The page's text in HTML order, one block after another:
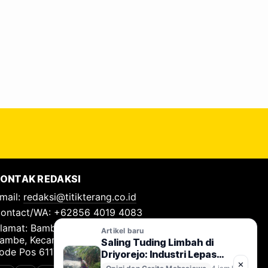
REDAKSI
redaksi@titikterang.co.id
WA: +62856 4019 4083
Bambe Nomor 115, RT 009 RW 009, Desa
Kecamatan Driyorejo, Kabupaten Gresik,
Pos 61177
Artikel baru
Saling Tuding Limbah di
Driyorejo: Industri Lepas
✕